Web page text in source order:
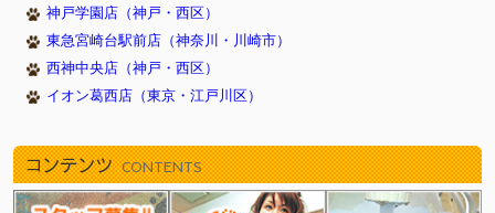
神戸学園店（神戸・西区）
東急宮崎台駅前店（神奈川・川崎市）
西神中央店（神戸・西区）
イオン葛西店（東京・江戸川区）
コンテンツ CONTENTS